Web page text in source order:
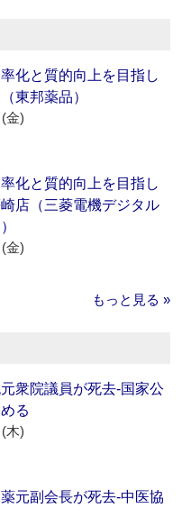
率化と質的向上を目指し
東邦薬品）
金)
率化と質的向上を目指し
店（三菱電機デジタル
金)
もっと見る »
元衆院議員が死去‐国家公
る
木)
元副会長が死去‐中医協